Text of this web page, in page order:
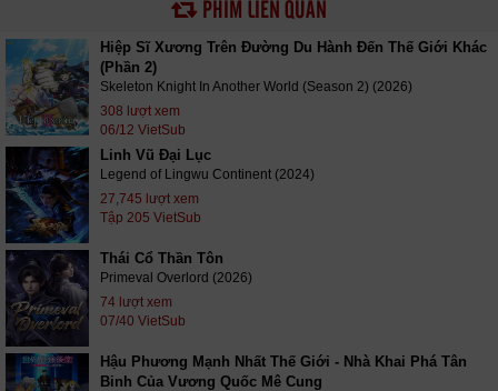
PHIM LIÊN QUAN
Hiệp Sĩ Xương Trên Đường Du Hành Đến Thế Giới Khác
(Phần 2)
Skeleton Knight In Another World (Season 2) (2026)
308 lượt xem
06/12 VietSub
Linh Vũ Đại Lục
Legend of Lingwu Continent (2024)
27,745 lượt xem
Tập 205 VietSub
Thái Cổ Thần Tôn
Primeval Overlord (2026)
74 lượt xem
07/40 VietSub
Hậu Phương Mạnh Nhất Thế Giới - Nhà Khai Phá Tân
Binh Của Vương Quốc Mê Cung